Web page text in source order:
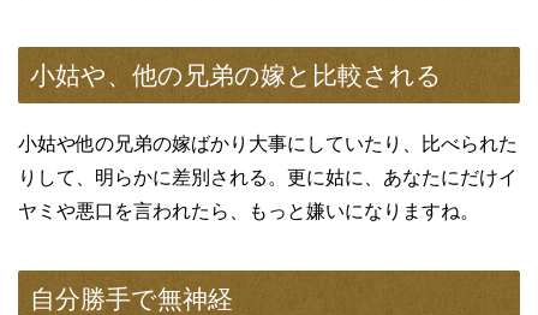
小姑や、他の兄弟の嫁と比較される
小姑や他の兄弟の嫁ばかり大事にしていたり、比べられた
りして、明らかに差別される。更に姑に、あなたにだけイ
ヤミや悪口を言われたら、もっと嫌いになりますね。
自分勝手で無神経